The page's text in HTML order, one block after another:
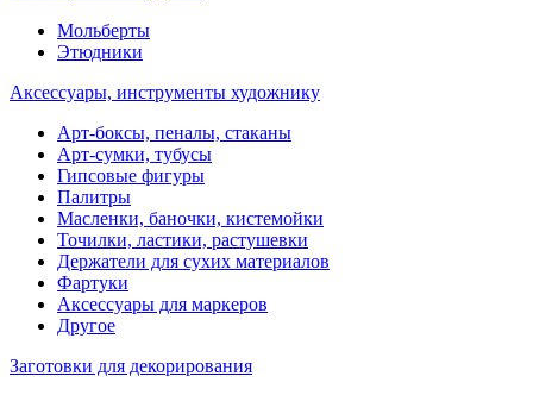
Мольберты
Этюдники
Аксессуары, инструменты художнику
Арт-боксы, пеналы, стаканы
Арт-сумки, тубусы
Гипсовые фигуры
Палитры
Масленки, баночки, кистемойки
Точилки, ластики, растушевки
Держатели для сухих материалов
Фартуки
Аксессуары для маркеров
Другое
Заготовки для декорирования